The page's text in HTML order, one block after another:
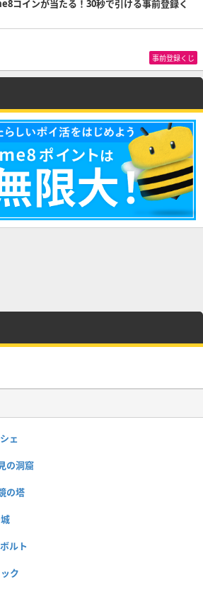
コインが当たる！30秒で引ける事前登録く
事前登録くじ
ェ
の洞窟
の塔
ルト
ク